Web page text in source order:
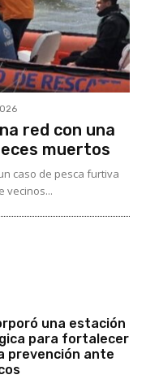
red con una
muertos
caso de pesca furtiva
vecinos...
una estación
para fortalecer
prevención ante